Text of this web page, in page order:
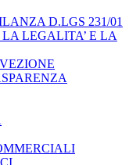
D.LGS 231/01
LA LEGALITA’ E LA